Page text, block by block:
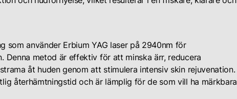
som använder Erbium YAG laser på 2940nm för
Denna metod är effektiv för att minska ärr, reducera
åt huden genom att stimulera intensiv skin rejuvenation.
återhämtningstid och är lämplig för de som vill ha märkbara